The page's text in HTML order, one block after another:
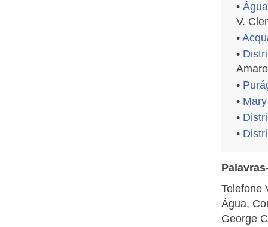
•
V.
•
•
Amaro
•
•
•
•
Telefone
Água,
George